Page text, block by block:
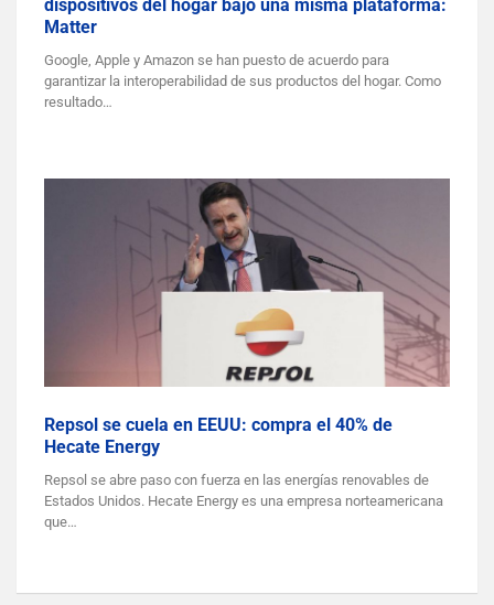
dispositivos del hogar bajo una misma plataforma:
Matter
Google, Apple y Amazon se han puesto de acuerdo para
garantizar la interoperabilidad de sus productos del hogar. Como
resultado…
Repsol se cuela en EEUU: compra el 40% de
Hecate Energy
Repsol se abre paso con fuerza en las energías renovables de
Estados Unidos. Hecate Energy es una empresa norteamericana
que…